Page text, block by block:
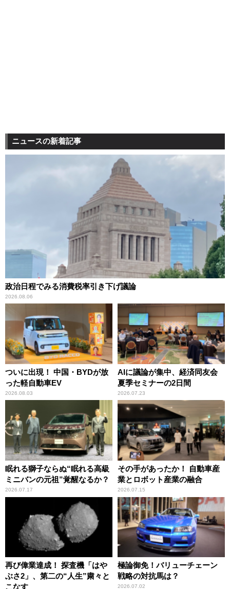
ニュースの新着記事
政治日程でみる消費税率引き下げ議論
2026.08.06
ついに出現！ 中国・BYDが放
った軽自動車EV
2026.08.03
AIに議論が集中、経済同友会
夏季セミナーの2日間
2026.07.23
眠れる獅子ならぬ“眠れる高級
ミニバンの元祖”覚醒なるか？
2026.07.17
その手があったか！ 自動車産
業とロボット産業の融合
2026.07.15
再び偉業達成！ 探査機「はや
ぶさ2」、第二の“人生”粛々と
こなす
極論御免！バリューチェーン
戦略の対抗馬は？
2026.07.02